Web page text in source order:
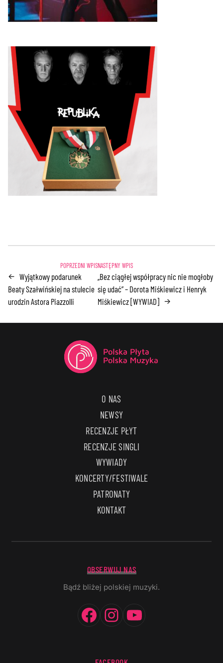
← Wyjątkowy podarunek
Beaty Szałwińskiej na stulecie
urodzin Astora Piazzolli
„Bez ciągłej współpracy nic nie mogłoby
się udać” – Dorota Miśkiewicz i Henryk
Miśkiewicz [WYWIAD] →
O NAS
NEWSY
RECENZJE PŁYT
RECENZJE SINGLI
WYWIADY
KONCERTY/FESTIWALE
PATRONATY
KONTAKT
OBSERWUJ NAS
Bądź bliżej polskiej muzyki.
Facebook
Instagram